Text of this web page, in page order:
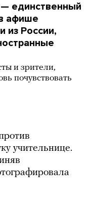
единственный
афише
из России,
и зрители,
почувствовать
учительнице.